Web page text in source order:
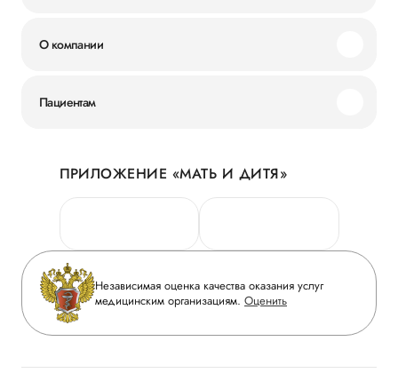
О компании
Новости
Руководство
Сотрудничество
Инвесторам
Журнал «Мать и дитя»
Вакансии
Медицинский туризм
Пациентам
Личный кабинет
Персональные данные
Горячая линия качества
Вопрос-ответ
Приложение пациента
Статьи
ПРИЛОЖЕНИЕ «МАТЬ И ДИТЯ»
Независимая оценка качества оказания услуг
медицинским организациям. Оценить